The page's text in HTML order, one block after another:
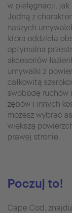
w pielęgnacji, jak
Jedną z
naszych
która oddziela
optymalna
akcesoriów
umywalki z
całkowitą
swobodę ruchów
zębów i innych
możesz wybrać
większą
prawej stronie.
Poczuj to!
Cape Cod,